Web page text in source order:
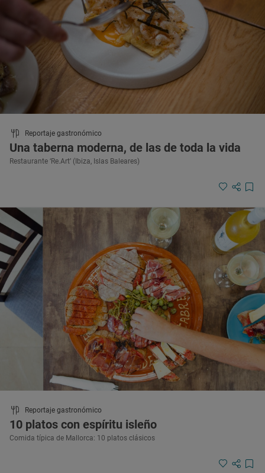
Reportaje gastronómico
Una taberna moderna, de las de toda la vida
Restaurante ‘Re.Art’ (Ibiza, Islas Baleares)
Reportaje gastronómico
10 platos con espíritu isleño
Comida típica de Mallorca: 10 platos clásicos